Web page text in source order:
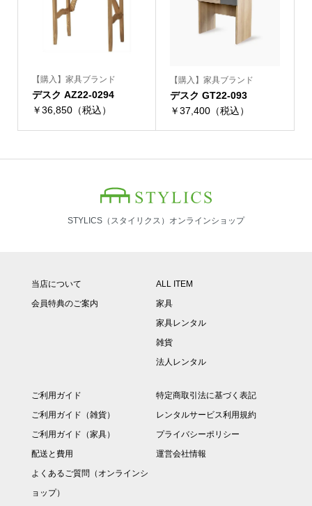
【購入】家具ブランド
デスク AZ22-0294
￥36,850（税込）
【購入】家具ブランド
デスク GT22-093
￥37,400（税込）
STYLICS（スタイリクス）オンラインショップ
当店について
会員特典のご案内
ALL ITEM
家具
家具レンタル
雑貨
法人レンタル
ご利用ガイド
ご利用ガイド（雑貨）
ご利用ガイド（家具）
配送と費用
よくあるご質問（オンラインシ
ョップ）
特定商取引法に基づく表記
レンタルサービス利用規約
プライバシーポリシー
運営会社情報